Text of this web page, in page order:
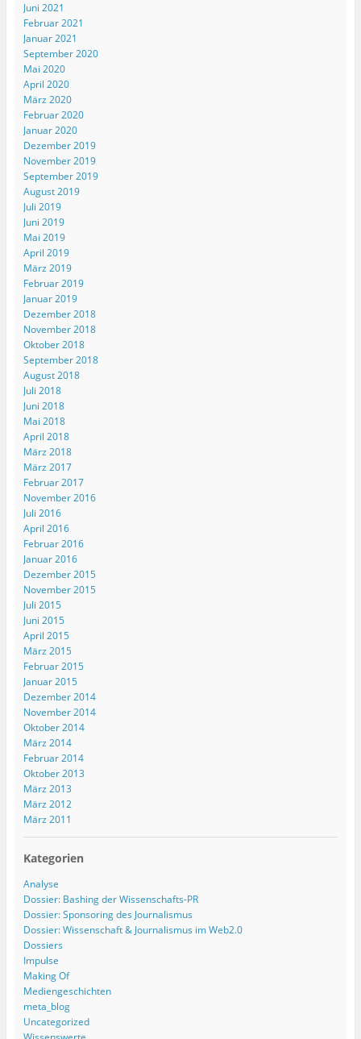
Juni 2021
Februar 2021
Januar 2021
September 2020
Mai 2020
April 2020
März 2020
Februar 2020
Januar 2020
Dezember 2019
November 2019
September 2019
August 2019
Juli 2019
Juni 2019
Mai 2019
April 2019
März 2019
Februar 2019
Januar 2019
Dezember 2018
November 2018
Oktober 2018
September 2018
August 2018
Juli 2018
Juni 2018
Mai 2018
April 2018
März 2018
März 2017
Februar 2017
November 2016
Juli 2016
April 2016
Februar 2016
Januar 2016
Dezember 2015
November 2015
Juli 2015
Juni 2015
April 2015
März 2015
Februar 2015
Januar 2015
Dezember 2014
November 2014
Oktober 2014
März 2014
Februar 2014
Oktober 2013
März 2013
März 2012
März 2011
Kategorien
Analyse
Dossier: Bashing der Wissenschafts-PR
Dossier: Sponsoring des Journalismus
Dossier: Wissenschaft & Journalismus im Web2.0
Dossiers
Impulse
Making Of
Mediengeschichten
meta_blog
Uncategorized